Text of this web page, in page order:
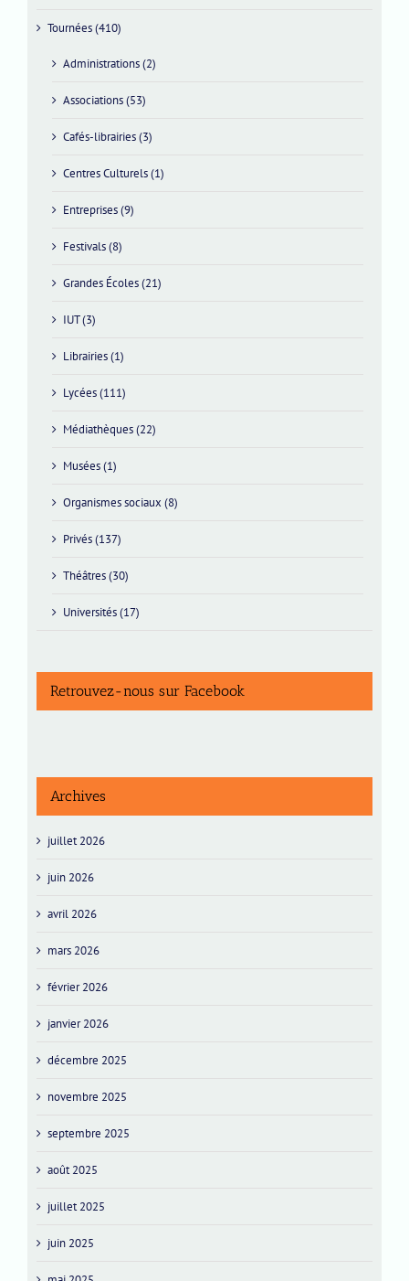
Tournées (410)
Administrations (2)
Associations (53)
Cafés-librairies (3)
Centres Culturels (1)
Entreprises (9)
Festivals (8)
Grandes Écoles (21)
IUT (3)
Librairies (1)
Lycées (111)
Médiathèques (22)
Musées (1)
Organismes sociaux (8)
Privés (137)
Théâtres (30)
Universités (17)
Retrouvez-nous sur Facebook
Archives
juillet 2026
juin 2026
avril 2026
mars 2026
février 2026
janvier 2026
décembre 2025
novembre 2025
septembre 2025
août 2025
juillet 2025
juin 2025